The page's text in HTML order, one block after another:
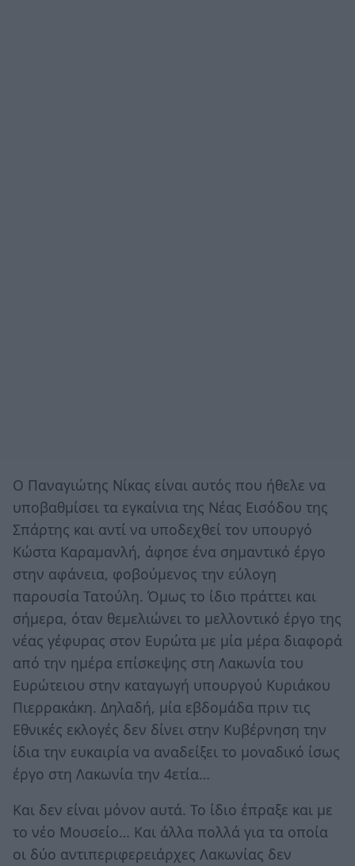
Ο Παναγιώτης Νίκας είναι αυτός που ήθελε να
υποβαθμίσει τα εγκαίνια της Νέας Εισόδου της
Σπάρτης και αντί να υποδεχθεί τον υπουργό
Κώστα Καραμανλή, άφησε ένα σημαντικό έργο
στην αφάνεια, φοβούμενος την εύλογη
παρουσία Τατούλη. Όμως το ίδιο πράττει και
σήμερα, όταν θεμελιώνει το μελλοντικό έργο της
νέας γέφυρας στον Ευρώτα με μία μέρα διαφορά
από την ημέρα επίσκεψης στη Λακωνία του
Ευρώτειου στην καταγωγή υπουργού Κυριάκου
Πιερρακάκη. Δηλαδή, μία εβδομάδα πριν τις
Εθνικές εκλογές δεν δίνει στην Κυβέρνηση την
ίδια την ευκαιρία να αναδείξει το μοναδικό ίσως
έργο στη Λακωνία την 4ετία…
Και δεν είναι μόνον αυτά. Το ίδιο έπραξε και με
το νέο Μουσείο… Και άλλα πολλά για τα οποία
οι δύο αντιπεριφερειάρχες Λακωνίας δεν